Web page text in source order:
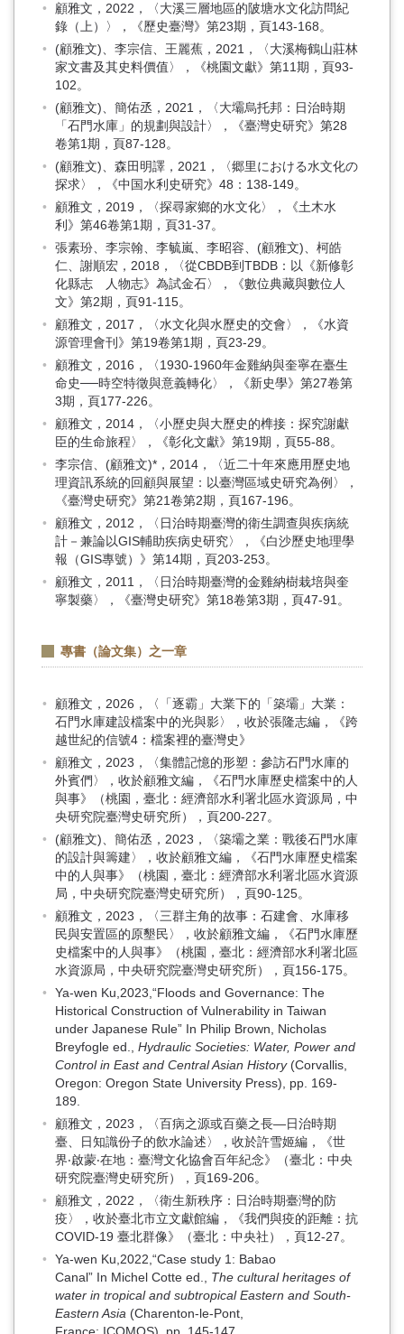
顧雅文，2022，〈大溪三層地區的陂塘水文化訪問紀
錄（上）〉，《歷史臺灣》第23期，頁143-168。
(顧雅文)、李宗信、王麗蕉，2021，〈大溪梅鶴山莊林
家文書及其史料價值〉，《桃園文獻》第11期，頁93-
102。
(顧雅文)、簡佑丞，2021，〈大壩烏托邦：日治時期
「石門水庫」的規劃與設計〉，《臺灣史研究》第28
卷第1期，頁87-128。
(顧雅文)、森田明譯，2021，〈郷里における水文化の
探求〉，《中国水利史研究》48：138-149。
顧雅文，2019，〈探尋家鄉的水文化〉，《土木水
利》第46卷第1期，頁31-37。
張素玢、李宗翰、李毓嵐、李昭容、(顧雅文)、柯皓
仁、謝順宏，2018，〈從CBDB到TBDB：以《新修彰
化縣志 人物志》為試金石〉，《數位典藏與數位人
文》第2期，頁91-115。
顧雅文，2017，〈水文化與水歷史的交會〉，《水資
源管理會刊》第19卷第1期，頁23-29。
顧雅文，2016，〈1930-1960年金雞納與奎寧在臺生
命史──時空特徵與意義轉化〉，《新史學》第27卷第
3期，頁177-226。
顧雅文，2014，〈小歷史與大歷史的榫接：探究謝獻
臣的生命旅程〉，《彰化文獻》第19期，頁55-88。
李宗信、(顧雅文)*，2014，〈近二十年來應用歷史地
理資訊系統的回顧與展望：以臺灣區域史研究為例〉，
《臺灣史研究》第21卷第2期，頁167-196。
顧雅文，2012，〈日治時期臺灣的衛生調查與疾病統
計－兼論以GIS輔助疾病史研究〉，《白沙歷史地理學
報（GIS專號）》第14期，頁203-253。
顧雅文，2011，〈日治時期臺灣的金雞納樹栽培與奎
寧製藥〉，《臺灣史研究》第18卷第3期，頁47-91。
專書（論文集）之一章
顧雅文，2026，〈「逐霸」大業下的「築壩」大業：
石門水庫建設檔案中的光與影〉，收於張隆志編，《跨
越世紀的信號4：檔案裡的臺灣史》
顧雅文，2023，〈集體記憶的形塑：參訪石門水庫的
外賓們〉，收於顧雅文編，《石門水庫歷史檔案中的人
與事》（桃園，臺北：經濟部水利署北區水資源局，中
央研究院臺灣史研究所），頁200-227。
(顧雅文)、簡佑丞，2023，〈築壩之業：戰後石門水庫
的設計與籌建〉，收於顧雅文編，《石門水庫歷史檔案
中的人與事》（桃園，臺北：經濟部水利署北區水資源
局，中央研究院臺灣史研究所），頁90-125。
顧雅文，2023，〈三群主角的故事：石建會、水庫移
民與安置區的原墾民〉，收於顧雅文編，《石門水庫歷
史檔案中的人與事》（桃園，臺北：經濟部水利署北區
水資源局，中央研究院臺灣史研究所），頁156-175。
Ya-wen Ku,2023,“Floods and Governance: The
Historical Construction of Vulnerability in Taiwan
under Japanese Rule” In Philip Brown, Nicholas
Breyfogle ed., Hydraulic Societies: Water, Power and
Control in East and Central Asian History (Corvallis,
Oregon: Oregon State University Press), pp. 169-
189.
顧雅文，2023，〈百病之源或百藥之長—日治時期
臺、日知識份子的飲水論述〉，收於許雪姬編，《世
界‧啟蒙‧在地：臺灣文化協會百年紀念》（臺北：中央
研究院臺灣史研究所），頁169-206。
顧雅文，2022，〈衛生新秩序：日治時期臺灣的防
疫〉，收於臺北市立文獻館編，《我們與疫的距離：抗
COVID-19 臺北群像》（臺北：中央社），頁12-27。
Ya-wen Ku,2022,“Case study 1: Babao
Canal” In Michel Cotte ed., The cultural heritages of
water in tropical and subtropical Eastern and South-
Eastern Asia (Charenton-le-Pont,